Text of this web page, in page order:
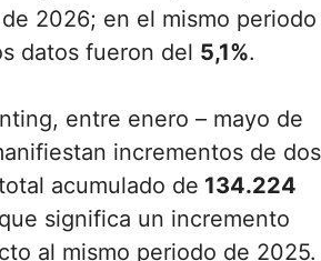
2026; en el mismo periodo
datos fueron del 5,1%.
entre enero – mayo de
incrementos de dos
acumulado de 134.224
significa un incremento
al mismo periodo de 2025.